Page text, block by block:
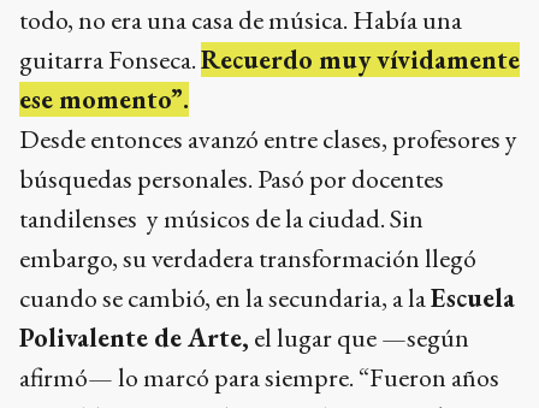
todo, no era una casa de música. Había una
guitarra Fonseca.Recuerdo muy vívidamente
ese momento”.
Desde entonces avanzó entre clases, profesores y
búsquedas personales. Pasó por docentes
tandilenses y músicos de la ciudad. Sin
embargo, su verdadera transformación llegó
cuando se cambió, en la secundaria, a laEscuela
Polivalente de Arte, el lugar que —según
afirmó— lo marcó para siempre. “Fueron años